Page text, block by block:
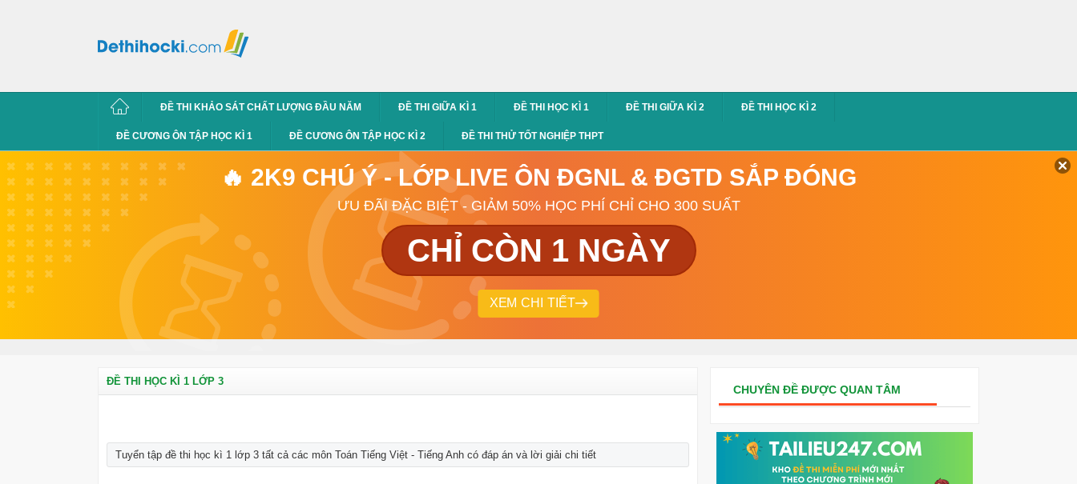
ĐỀ THI KHẢO SÁT CHẤT LƯỢNG ĐẦU NĂM ĐỀ THI GIỮA KÌ 1 ĐỀ THI HỌC KÌ 1 ĐỀ THI GIỮA KÌ 2 ĐỀ THI HỌC KÌ 2
ĐỀ CƯƠNG ÔN TẬP HỌC KÌ 1 ĐỀ CƯƠNG ÔN TẬP HỌC KÌ 2 ĐỀ THI THỬ TỐT NGHIỆP THPT
🔥 2K9 CHÚ Ý - LỚP LIVE ÔN ĐGNL & ĐGTD SẮP ĐÓNG
ƯU ĐÃI ĐẶC BIỆT - GIẢM 50% HỌC PHÍ CHỈ CHO 300 SUẤT
CHỈ CÒN 1 NGÀY
XEM CHI TIẾT
ĐỀ THI HỌC KÌ 1 LỚP 3
Tuyển tập đề thi học kì 1 lớp 3 tất cả các môn Toán Tiếng Việt - Tiếng Anh có đáp án và lời giải chi tiết
CHUYÊN ĐỀ ĐƯỢC QUAN TÂM